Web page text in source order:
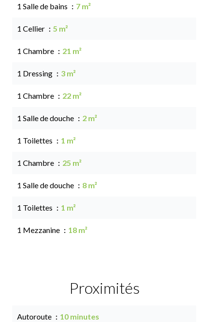
1 Salle de bains 7 m²
1 Cellier 5 m²
1 Chambre 21 m²
1 Dressing 3 m²
1 Chambre 22 m²
1 Salle de douche 2 m²
1 Toilettes 1 m²
1 Chambre 25 m²
1 Salle de douche 8 m²
1 Toilettes 1 m²
1 Mezzanine 18 m²
Proximités
Autoroute 10 minutes